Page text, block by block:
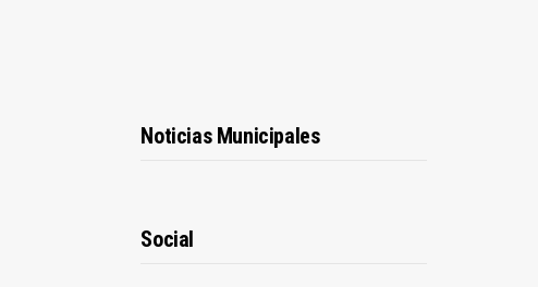
Noticias Municipales
Social